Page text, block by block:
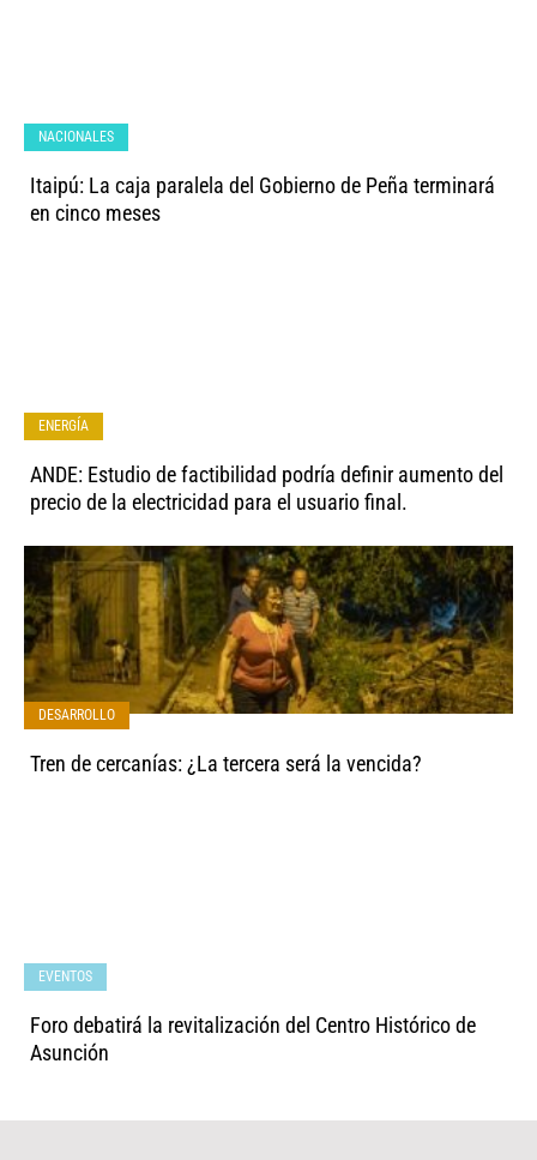
Itaipú: La caja paralela del Gobierno de Peña terminará
en cinco meses
NACIONALES
ANDE: Estudio de factibilidad podría definir aumento del
precio de la electricidad para el usuario final.
ENERGÍA
Tren de cercanías: ¿La tercera será la vencida?
DESARROLLO
Foro debatirá la revitalización del Centro Histórico de
Asunción
EVENTOS